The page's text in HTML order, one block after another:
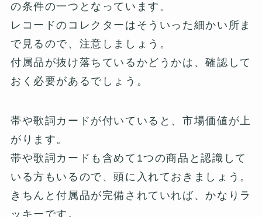
の条件の一つとなっています。
レコードのコレクターはそういった細かい所ま
で見るので、注意しましょう。
付属品が抜け落ちているかどうかは、確認して
おく必要があるでしょう。
帯や歌詞カードが付いていると、市場価値が上
がります。
帯や歌詞カードも含めて1つの商品と認識して
いる方もいるので、頭に入れておきましょう。
きちんと付属品が完備されていれば、かなりラ
ッキーです。